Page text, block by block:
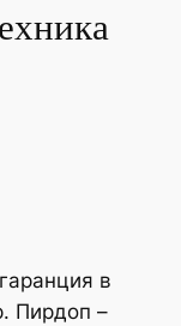
в
Пирдоп –